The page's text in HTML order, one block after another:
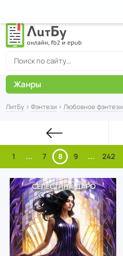
ЛитБу › Фэнтези › Любовное фэнтези
1 ... 7 8 9 ... 242
Жанры